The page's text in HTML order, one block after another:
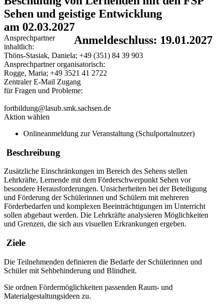
Sehen und geistige Entwicklung
am 02.03.2027
Anmeldeschluss: 19.01.2027
Ansprechpartner
inhaltlich:
Thöns-Stasiak, Daniela; +49 (351) 84 39 903
Ansprechpartner organisatorisch:
Rogge, Maria; +49 3521 41 2722
Zentraler E-Mail Zugang
für Fragen und Probleme:
fortbildung@lasub.smk.sachsen.de
Aktion wählen
Onlineanmeldung zur Veranstaltung (Schulportalnutzer)
Beschreibung
Zusätzliche Einschränkungen im Bereich des Sehens stellen
Lehrkräfte, Lernende mit dem Förderschwerpunkt Sehen vor
besondere Herausforderungen. Unsicherheiten bei der Beteiligung
und Förderung der Schülerinnen und Schülern mit mehreren
Förderbedarfen und komplexen Beeinträchtigungen im Unterricht
sollen abgebaut werden. Die Lehrkräfte analysieren Möglichkeiten
und Grenzen, die sich aus visuellen Erkrankungen ergeben.
Ziele
Die Teilnehmenden definieren die Bedarfe der Schülerinnen und
Schüler mit Sehbehinderung und Blindheit.
Sie ordnen Fördermöglichkeiten passenden Raum- und
Materialgestaltungsideen zu.